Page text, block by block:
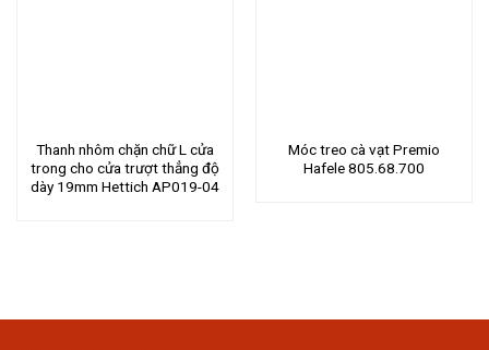
Thanh nhôm chặn chữ L cửa
trong cho cửa trượt thẳng độ
dày 19mm Hettich AP019-04
Móc treo cà vạt Premio
Hafele 805.68.700